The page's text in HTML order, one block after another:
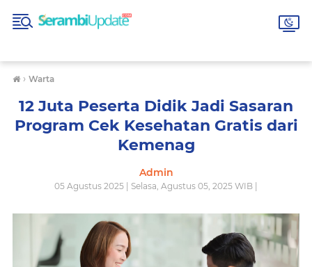
› Warta
12 Juta Peserta Didik Jadi Sasaran
Program Cek Kesehatan Gratis dari
Kemenag
Admin
05 Agustus 2025 | Selasa, Agustus 05, 2025 WIB |